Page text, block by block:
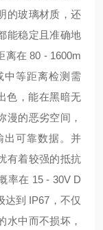
的玻璃材质，还
能稳定且准确地
离在 80 - 1600m
中等距离检测需
色，能在黑暗无
漫的恶劣空间，
出可靠数据。并
有着较强的抵抗
率在 15 - 30V D
达到 IP67，不仅
水中而不损坏，